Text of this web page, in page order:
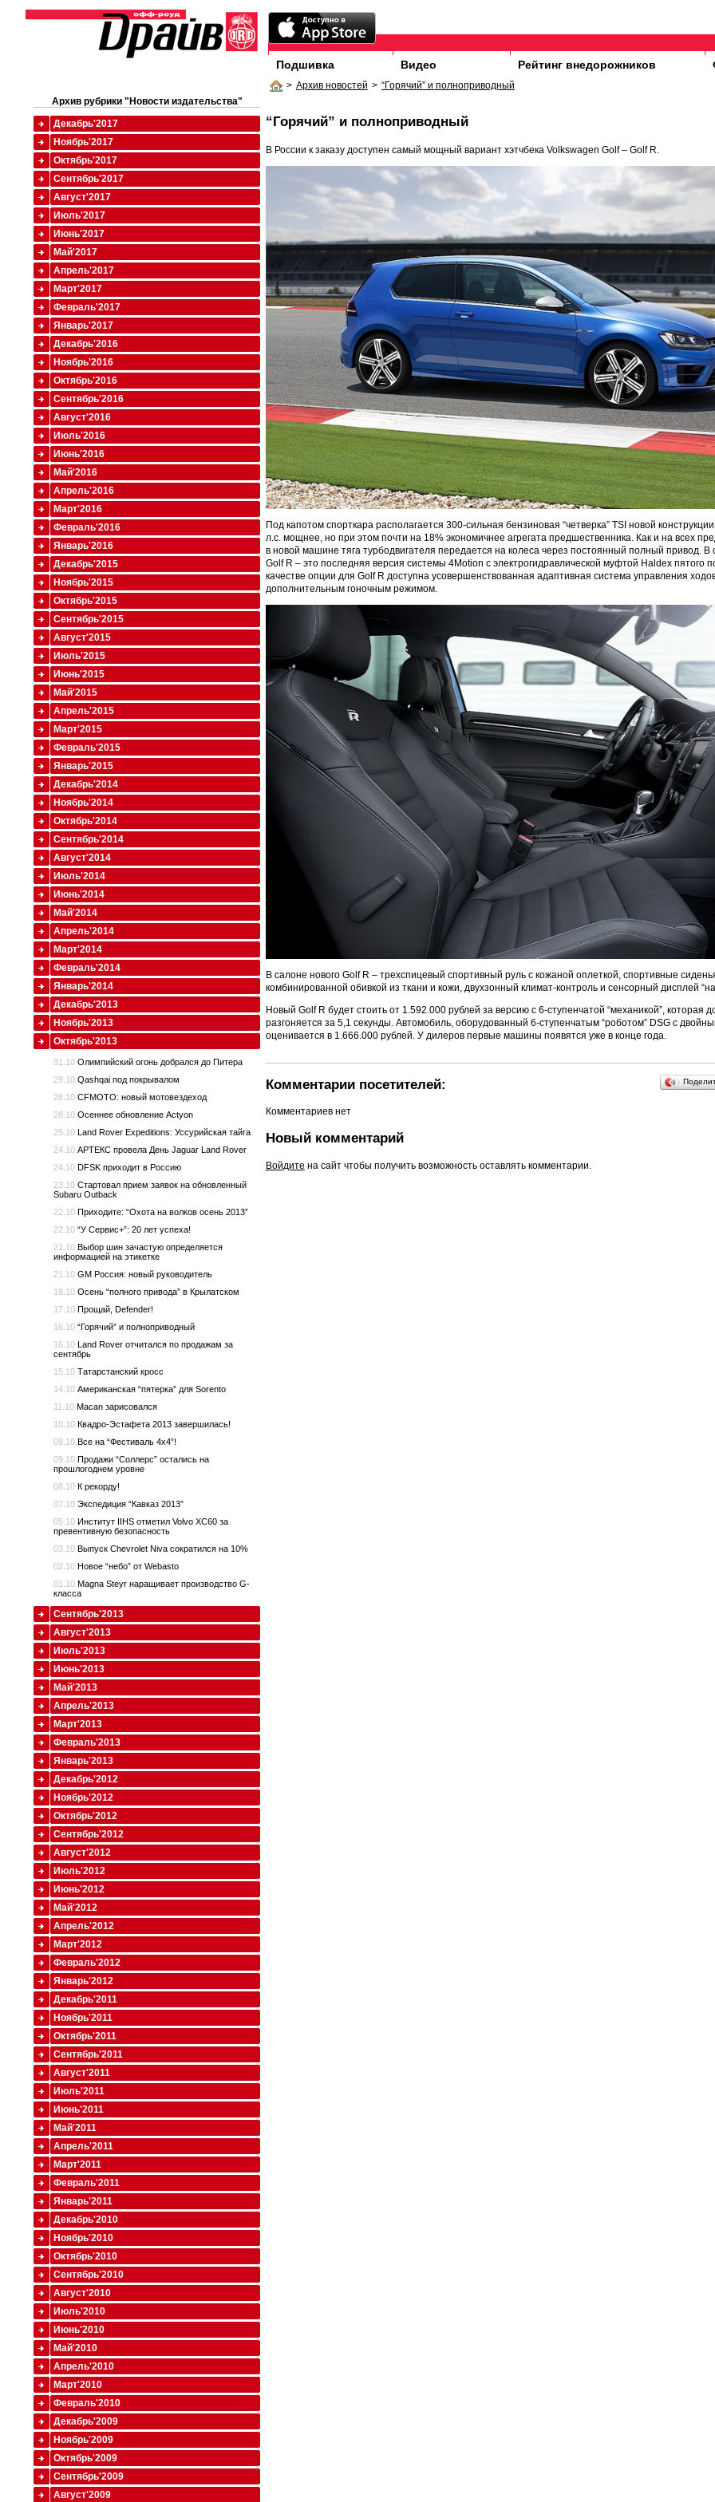
Подшивка Видео Рейтинг внедорожников
> Архив новостей > “Горячий” и полноприводный
“Горячий” и полноприводный
В России к заказу доступен самый мощный вариант хэтчбека Volkswagen Golf – Golf R.
Под капотом спорткара располагается 300-сильная бензиновая “четверка” TSI новой
л.с. мощнее, но при этом почти на 18% экономичнее агрегата предшественника. Как и на всех
в новой машине тяга турбодвигателя передается на колеса через постоянный полный привод. В
Golf R – это последняя версия системы 4Motion с электрогидравлической муфтой Haldex пятого
качестве опции для Golf R доступна усовершенствованная адаптивная система управления
дополнительным гоночным режимом.
В салоне нового Golf R – трехспицевый спортивный руль с кожаной оплеткой, спортивные
комбинированной обивкой из ткани и кожи, двухзонный климат-контроль и сенсорный дисплей
Новый Golf R будет стоить от 1.592.000 рублей за версию с 6-ступенчатой “механикой”, которая
разгоняется за 5,1 секунды. Автомобиль, оборудованный 6-ступенчатым “роботом” DSG с
оценивается в 1.666.000 рублей. У дилеров первые машины появятся уже в конце года.
Комментарии посетителей:
Комментариев нет
Новый комментарий
Войдите на сайт чтобы получить возможность оставлять комментарии.
Архив рубрики "Новости издательства"
Декабрь'2017
Ноябрь'2017
Октябрь'2017
Сентябрь'2017
Август'2017
Июль'2017
Июнь'2017
Май'2017
Апрель'2017
Март'2017
Февраль'2017
Январь'2017
Декабрь'2016
Ноябрь'2016
Октябрь'2016
Сентябрь'2016
Август'2016
Июль'2016
Июнь'2016
Май'2016
Апрель'2016
Март'2016
Февраль'2016
Январь'2016
Декабрь'2015
Ноябрь'2015
Октябрь'2015
Сентябрь'2015
Август'2015
Июль'2015
Июнь'2015
Май'2015
Апрель'2015
Март'2015
Февраль'2015
Январь'2015
Декабрь'2014
Ноябрь'2014
Октябрь'2014
Сентябрь'2014
Август'2014
Июль'2014
Июнь'2014
Май'2014
Апрель'2014
Март'2014
Февраль'2014
Январь'2014
Декабрь'2013
Ноябрь'2013
Октябрь'2013
31.10 Олимпийский огонь добрался до Питера
29.10 Qashqai под покрывалом
28.10 CFMOTO: новый мотовездеход
28.10 Осеннее обновление Actyon
25.10 Land Rover Expeditions: Уссурийская тайга
24.10 АРТЕКС провела День Jaguar Land Rover
24.10 DFSK приходит в Россию
23.10 Стартовал прием заявок на обновленный
Subaru Outback
22.10 Приходите: “Охота на волков осень 2013”
22.10 “У Сервис+”: 20 лет успеха!
21.10 Выбор шин зачастую определяется
информацией на этикетке
21.10 GM Россия: новый руководитель
18.10 Осень “полного привода” в Крылатском
17.10 Прощай, Defender!
16.10 “Горячий” и полноприводный
16.10 Land Rover отчитался по продажам за
сентябрь
15.10 Татарстанский кросс
14.10 Американская “пятерка” для Sorento
11.10 Macan зарисовался
10.10 Квадро-Эстафета 2013 завершилась!
09.10 Все на “Фестиваль 4x4”!
09.10 Продажи “Соллерс” остались на
прошлогоднем уровне
08.10 К рекорду!
07.10 Экспедиция “Кавказ 2013”
05.10 Институт IIHS отметил Volvo XC60 за
превентивную безопасность
03.10 Выпуск Chevrolet Niva сократился на 10%
02.10 Новое “небо” от Webasto
01.10 Magna Steyr наращивает производство G-
класса
Сентябрь'2013
Август'2013
Июль'2013
Июнь'2013
Май'2013
Апрель'2013
Март'2013
Февраль'2013
Январь'2013
Декабрь'2012
Ноябрь'2012
Октябрь'2012
Сентябрь'2012
Август'2012
Июль'2012
Июнь'2012
Май'2012
Апрель'2012
Март'2012
Февраль'2012
Январь'2012
Декабрь'2011
Ноябрь'2011
Октябрь'2011
Сентябрь'2011
Август'2011
Июль'2011
Июнь'2011
Май'2011
Апрель'2011
Март'2011
Февраль'2011
Январь'2011
Декабрь'2010
Ноябрь'2010
Октябрь'2010
Сентябрь'2010
Август'2010
Июль'2010
Июнь'2010
Май'2010
Апрель'2010
Март'2010
Февраль'2010
Декабрь'2009
Ноябрь'2009
Октябрь'2009
Сентябрь'2009
Август'2009